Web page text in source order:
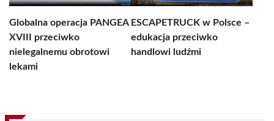
Globalna operacja PANGEA
XVIII przeciwko
nielegalnemu obrotowi
lekami
ESCAPETRUCK w Polsce –
edukacja przeciwko
handlowi ludźmi